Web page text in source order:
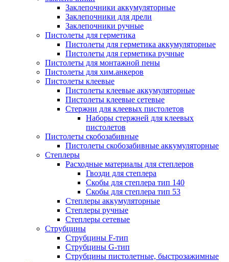
Заклепочники аккумуляторные
Заклепочники для дрели
Заклепочники ручные
Пистолеты для герметика
Пистолеты для герметика аккумуляторные
Пистолеты для герметика ручные
Пистолеты для монтажной пены
Пистолеты для хим.анкеров
Пистолеты клеевые
Пистолеты клеевые аккумуляторные
Пистолеты клеевые сетевые
Стержни для клеевых пистолетов
Наборы стержней для клеевых
пистолетов
Пистолеты скобозабивные
Пистолеты скобозабивные аккумуляторные
Степлеры
Расходные материалы для степлеров
Гвозди для степлера
Скобы для степлера тип 140
Скобы для степлера тип 53
Степлеры аккумуляторные
Степлеры ручные
Степлеры сетевые
Струбцины
Струбцины F-тип
Струбцины G-тип
Струбцины пистолетные, быстрозажимные